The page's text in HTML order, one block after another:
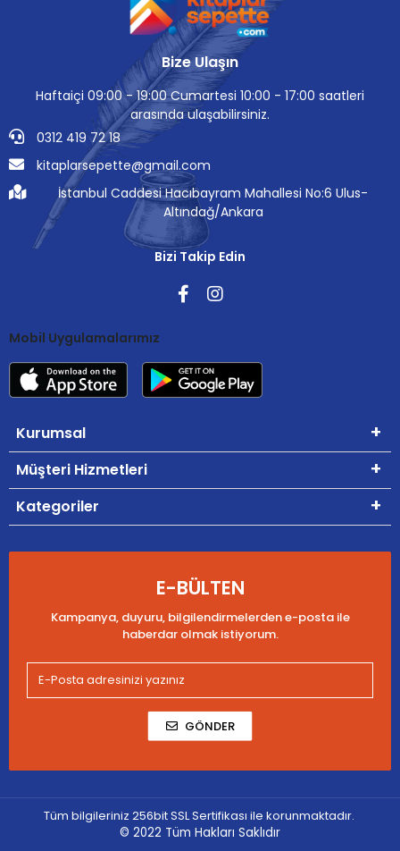
Bize Ulaşın
Haftaiçi 09:00 - 19:00 Cumartesi 10:00 - 17:00 saatleri
arasında ulaşabilirsiniz.
0312 419 72 18
kitaplarsepette@gmail.com
İstanbul Caddesi Hacıbayram Mahallesi No:6 Ulus-
Altındağ/Ankara
Bizi Takip Edin
Mobil Uygulamalarımız
Kurumsal
Müşteri Hizmetleri
Kategoriler
E-BÜLTEN
Kampanya, duyuru, bilgilendirmelerden e-posta ile
haberdar olmak istiyorum.
GÖNDER
Tüm bilgileriniz 256bit SSL Sertifikası ile korunmaktadır.
© 2022 Tüm Hakları Saklıdır